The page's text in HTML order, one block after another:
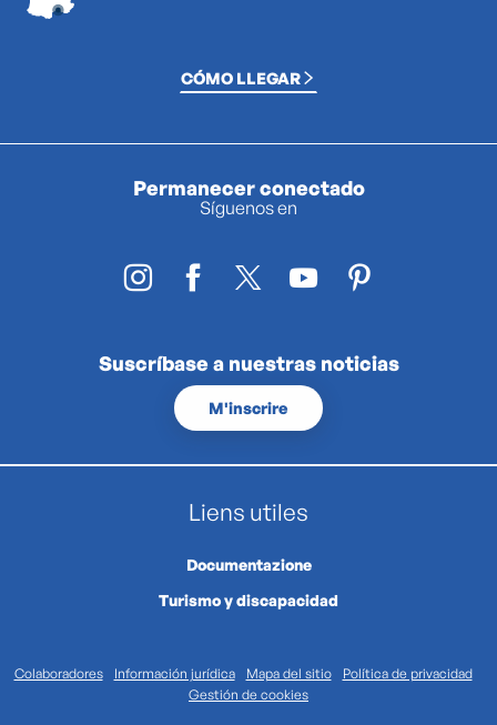
CÓMO LLEGAR
Permanecer conectado
Síguenos en
Suscríbase a nuestras noticias
M'inscrire
Liens utiles
Documentazione
Turismo y discapacidad
Colaboradores Información jurídica Mapa del sitio
Política de privacidad
Gestión de cookies